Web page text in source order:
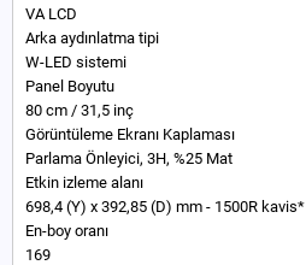
VA LCD
Arka aydınlatma tipi
W-LED sistemi
Panel Boyutu
80 cm / 31,5 inç
Görüntüleme Ekranı Kaplaması
Parlama Önleyici, 3H, %25 Mat
Etkin izleme alanı
698,4 (Y) x 392,85 (D) mm - 1500R kavis*
En-boy oranı
169